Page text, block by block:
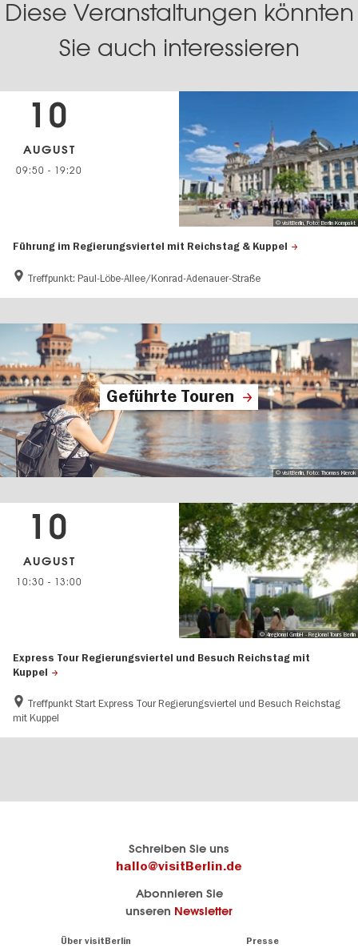
Diese Veranstaltungen könnten
Sie auch interessieren
Führung im Regierungsviertel mit Reichstag & Kuppel
Treffpunkt: Paul-Löbe-Allee/Konrad-Adenauer-Straße
10
AUGUST
09:50 - 19:20
© visitBerlin, Foto: Berlin Kompakt
Geführte Touren
© visitBerlin, Foto: Thomas Kierok
Express Tour Regierungsviertel und Besuch Reichstag mit
Kuppel
Treffpunkt Start Express Tour Regierungsviertel und Besuch Reichstag
mit Kuppel
10
AUGUST
10:30 - 13:00
© 4regional GmbH - Regional Tours Berlin
Schreiben Sie uns
hallo@visitBerlin.de
Abonnieren Sie
unseren Newsletter
Über visitBerlin Presse
sind